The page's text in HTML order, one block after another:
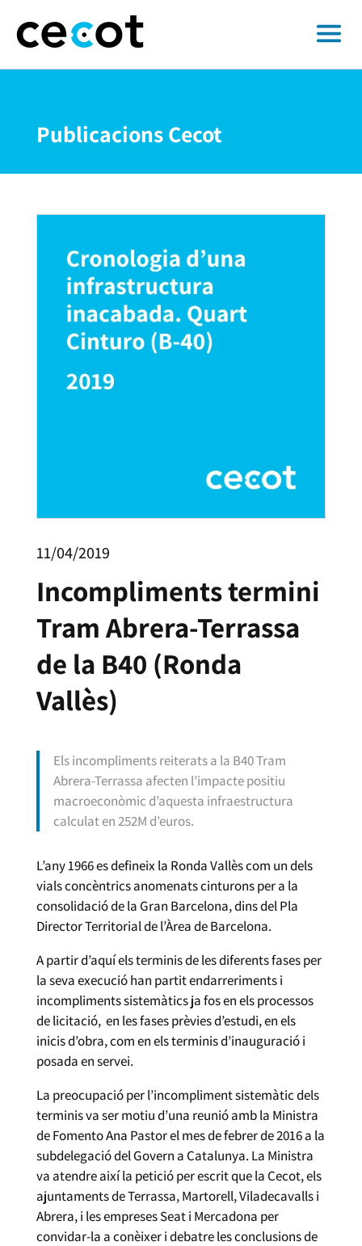
Publicacions Cecot
11/04/2019
Incompliments termini
Tram Abrera-Terrassa
de la B40 (Ronda
Vallès)
Els incompliments reiterats a la B40 Tram
Abrera-Terrassa afecten l’impacte positiu
macroeconòmic d’aquesta infraestructura
calculat en 252M d’euros.
L’any 1966 es defineix la Ronda Vallès com un dels
vials concèntrics anomenats cinturons per a la
consolidació de la Gran Barcelona, dins del Pla
Director Territorial de l’Àrea de Barcelona.
A partir d’aquí els terminis de les diferents fases per
la seva execució han partit endarreriments i
incompliments sistemàtics ja fos en els processos
de licitació, en les fases prèvies d’estudi, en els
inicis d’obra, com en els terminis d’inauguració i
posada en servei.
La preocupació per l’incompliment sistemàtic dels
terminis va ser motiu d’una reunió amb la Ministra
de Fomento Ana Pastor el mes de febrer de 2016 a la
subdelegació del Govern a Catalunya. La Ministra
va atendre així la petició per escrit que la Cecot, els
ajuntaments de Terrassa, Martorell, Viladecavalls i
Abrera, i les empreses Seat i Mercadona per
convidar-la a conèixer i debatre les conclusions de